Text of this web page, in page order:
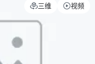
三维 视频